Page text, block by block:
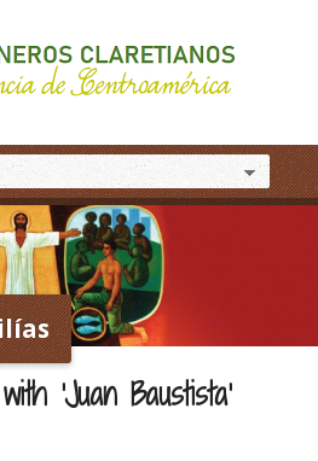
‘Juan Baustista’